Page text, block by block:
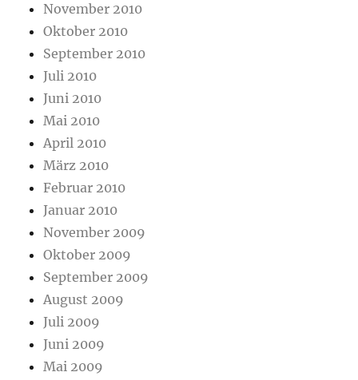
November 2010
Oktober 2010
September 2010
Juli 2010
Juni 2010
Mai 2010
April 2010
März 2010
Februar 2010
Januar 2010
November 2009
Oktober 2009
September 2009
August 2009
Juli 2009
Juni 2009
Mai 2009